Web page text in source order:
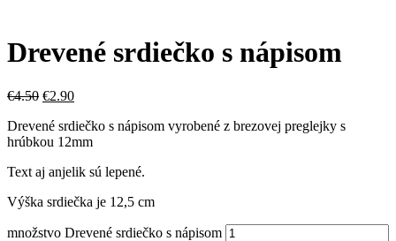
Drevené srdiečko s nápisom
€4.50 €2.90
Drevené srdiečko s nápisom vyrobené z brezovej preglejky s
hrúbkou 12mm
Text aj anjelik sú lepené.
Výška srdiečka je 12,5 cm
množstvo Drevené srdiečko s nápisom